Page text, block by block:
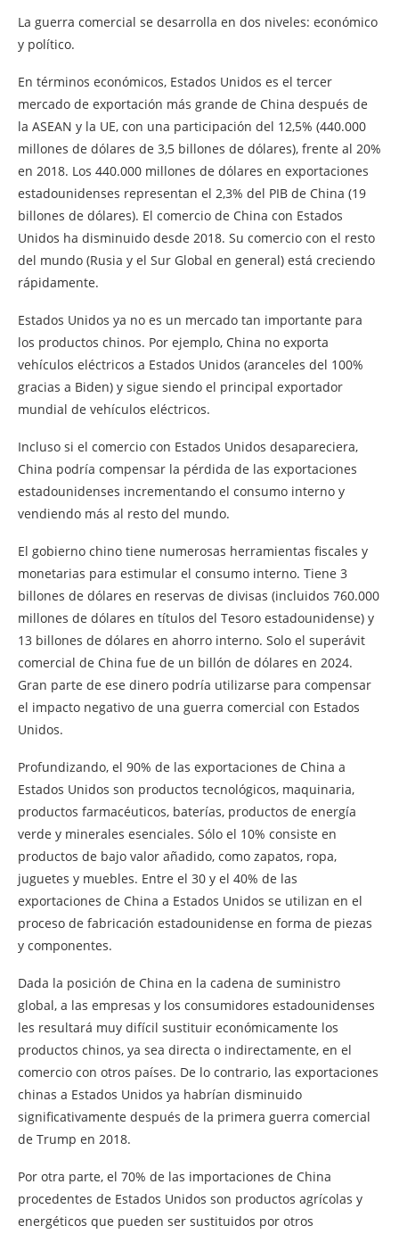
La guerra comercial se desarrolla en dos niveles: económico
y político.
En términos económicos, Estados Unidos es el tercer
mercado de exportación más grande de China después de
la ASEAN y la UE, con una participación del 12,5% (440.000
millones de dólares de 3,5 billones de dólares), frente al 20%
en 2018. Los 440.000 millones de dólares en exportaciones
estadounidenses representan el 2,3% del PIB de China (19
billones de dólares). El comercio de China con Estados
Unidos ha disminuido desde 2018. Su comercio con el resto
del mundo (Rusia y el Sur Global en general) está creciendo
rápidamente.
Estados Unidos ya no es un mercado tan importante para
los productos chinos. Por ejemplo, China no exporta
vehículos eléctricos a Estados Unidos (aranceles del 100%
gracias a Biden) y sigue siendo el principal exportador
mundial de vehículos eléctricos.
Incluso si el comercio con Estados Unidos desapareciera,
China podría compensar la pérdida de las exportaciones
estadounidenses incrementando el consumo interno y
vendiendo más al resto del mundo.
El gobierno chino tiene numerosas herramientas fiscales y
monetarias para estimular el consumo interno. Tiene 3
billones de dólares en reservas de divisas (incluidos 760.000
millones de dólares en títulos del Tesoro estadounidense) y
13 billones de dólares en ahorro interno. Solo el superávit
comercial de China fue de un billón de dólares en 2024.
Gran parte de ese dinero podría utilizarse para compensar
el impacto negativo de una guerra comercial con Estados
Unidos.
Profundizando, el 90% de las exportaciones de China a
Estados Unidos son productos tecnológicos, maquinaria,
productos farmacéuticos, baterías, productos de energía
verde y minerales esenciales. Sólo el 10% consiste en
productos de bajo valor añadido, como zapatos, ropa,
juguetes y muebles. Entre el 30 y el 40% de las
exportaciones de China a Estados Unidos se utilizan en el
proceso de fabricación estadounidense en forma de piezas
y componentes.
Dada la posición de China en la cadena de suministro
global, a las empresas y los consumidores estadounidenses
les resultará muy difícil sustituir económicamente los
productos chinos, ya sea directa o indirectamente, en el
comercio con otros países. De lo contrario, las exportaciones
chinas a Estados Unidos ya habrían disminuido
significativamente después de la primera guerra comercial
de Trump en 2018.
Por otra parte, el 70% de las importaciones de China
procedentes de Estados Unidos son productos agrícolas y
energéticos que pueden ser sustituidos por otros